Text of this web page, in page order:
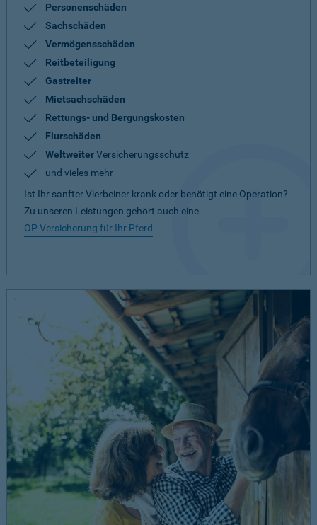
Personenschäden
Sachschäden
Vermögensschäden
Reitbeteiligung
Gastreiter
Mietsachschäden
Rettungs- und Bergungskosten
Flurschäden
WeltweiterVersicherungsschutz
und vieles mehr
Ist Ihr sanfter Vierbeiner krank oder benötigt eine Operation?
Zu unseren Leistungen gehört auch eine
OP Versicherung für Ihr Pferd .